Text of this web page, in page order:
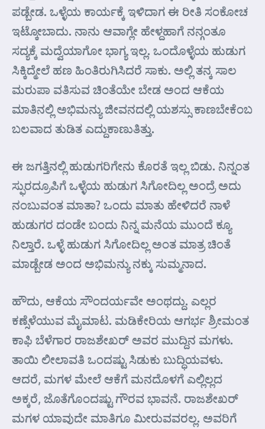
ಪಡ್ಬೇಡ. ಒಳ್ಳೆಯ ಕಾರ್ಯಕ್ಕೆ ಇಳಿದಾಗ ಈ ರೀತಿ ಸಂಕೋಚ
ಇಟ್ಕೋಬಾದು. ನಾನು ಆವಾಗ್ಲೇ ಹೇಳ್ದಹಾಗೆ ನನ್ಗಂತೂ
ಸದ್ಯಕ್ಕೆ ಮದ್ವೆಯಾಗೋ ಭಾಗ್ಯ ಇಲ್ಲ. ಒಂದೊಳ್ಳೆಯ ಹುಡುಗ
ಸಿಕ್ಕಿದ್ಮೇಲೆ ಹಣ ಹಿಂತಿರುಗಿಸಿದರೆ ಸಾಕು. ಅಲ್ಲಿ ತನ್ಕ ಸಾಲ
ಮರುಪಾ ವತಿಸುವ ಚಿಂತೆಯೇ ಬೇಡ ಅಂದ ಆಕೆಯ
ಮಾತಿನಲ್ಲಿ ಅಭಿಮನ್ಯು ಜೀವನದಲ್ಲಿ ಯಶಸ್ಸು ಕಾಣಬೇಕೆಂಬ
ಬಲವಾದ ತುಡಿತ ಎದ್ದುಕಾಣುತಿತ್ತು.
ಈ ಜಗತ್ತಿನಲ್ಲಿ ಹುಡುಗರಿಗೇನು ಕೊರತೆ ಇಲ್ಲ ಬಿಡು. ನಿನ್ನಂತ
ಸ್ಫುರದ್ರೂಪಿಗೆ ಒಳ್ಳೆಯ ಹುಡುಗ ಸಿಗೋದಿಲ್ಲ ಅಂದ್ರೆ ಅದು
ನಂಬುವಂತ ಮಾತಾ? ಒಂದು ಮಾತು ಹೇಳಿದರೆ ನಾಳೆ
ಹುಡುಗರ ದಂಡೇ ಬಂದು ನಿನ್ನ ಮನೆಯ ಮುಂದೆ ಕ್ಯೂ
ನಿಲ್ತಾರೆ. ಒಳ್ಳೆ ಹುಡುಗ ಸಿಗೋದಿಲ್ಲ ಅಂತ ಮಾತ್ರ ಚಿಂತೆ
ಮಾಡ್ಬೇಡ ಅಂದ ಅಭಿಮನ್ಯು ನಕ್ಕು ಸುಮ್ಮನಾದ.
ಹೌದು, ಆಕೆಯ ಸೌಂದರ್ಯವೇ ಅಂಥದ್ದು. ಎಲ್ಲರ
ಕಣ್ಸೆಳೆಯುವ ಮೈಮಾಟ. ಮಡಿಕೇರಿಯ ಆಗರ್ಭ ಶ್ರೀಮಂತ
ಕಾಫಿ ಬೆಳೆಗಾರ ರಾಜಶೇಖರ್ ಅವರ ಮುದ್ದಿನ ಮಗಳು.
ತಾಯಿ ಲೀಲಾವತಿ ಒಂದಷ್ಟು ಸಿಡುಕು ಬುದ್ಧಿಯವಳು.
ಆದರೆ, ಮಗಳ ಮೇಲೆ ಆಕೆಗೆ ಮನದೊಳಗೆ ಎಲ್ಲಿಲ್ಲದ
ಅಕ್ಕರೆ, ಜೊತೆಗೊಂದಷ್ಟು ಗೌರವ ಭಾವನೆ. ರಾಜಶೇಖರ್
ಮಗಳ ಯಾವುದೇ ಮಾತಿಗೂ ಮೀರುವವರಲ್ಲ. ಅವರಿಗೆ